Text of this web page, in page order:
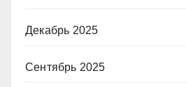
Декабрь 2025
Сентябрь 2025